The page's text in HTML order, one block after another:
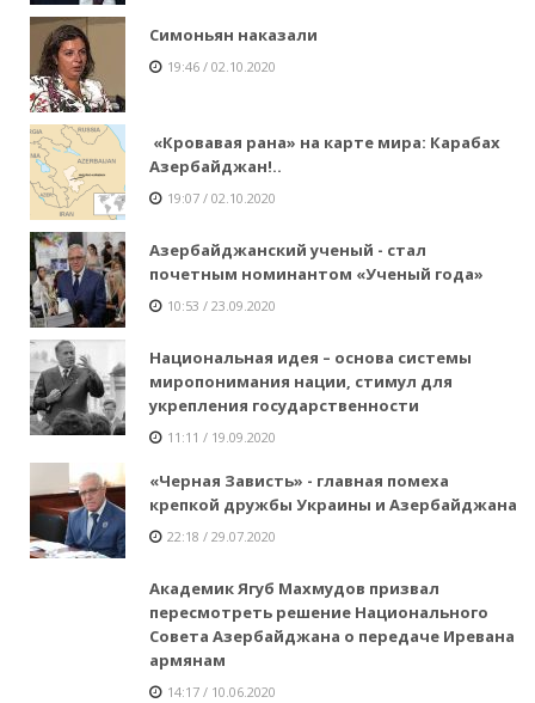
Симоньян наказали
19:46 / 02.10.2020
«Кровавая рана» на карте мира: Карабах
Азербайджан!..
19:07 / 02.10.2020
Азербайджанский ученый - стал
почетным номинантом «Ученый года»
10:53 / 23.09.2020
Национальная идея – основа системы
миропонимания нации, стимул для
укрепления государственности
11:11 / 19.09.2020
«Черная Зависть» - главная помеха
крепкой дружбы Украины и Азербайджана
22:18 / 29.07.2020
Академик Ягуб Махмудов призвал
пересмотреть решение Национального
Совета Азербайджана о передаче Иревана
армянам
14:17 / 10.06.2020